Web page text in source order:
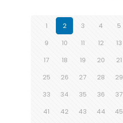
1 2 3 4 5
9
10 11 12 13
17
18 19 20 21
25
26 27 28 29
33
34 35 36 37
41
42 43 44 45